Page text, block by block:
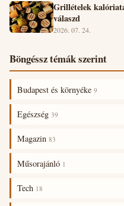
Grillételek
válaszd
2026. 07. 24.
Böngéssz témák szerint
Budapest és környéke 9
Egészség 39
Magazin 83
Műsorajánló 1
Tech 18